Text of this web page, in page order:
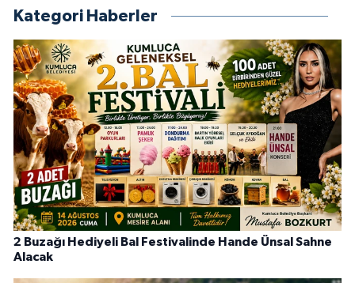
Kategori Haberler
2 Buzağı Hediyeli Bal Festivalinde Hande Ünsal Sahne
Alacak